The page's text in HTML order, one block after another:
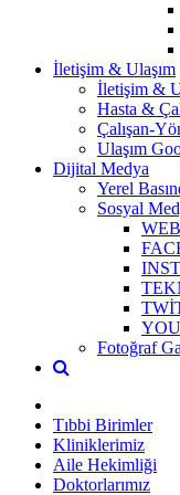
İletişim & Ulaşım
İletişim &
Hasta &
Çalışan-
Ulaşım
Dijital Medya
Yerel
Sosyal
WEB
Fotoğraf
Tıbbi Birimler
Kliniklerimiz
Aile Hekimliği
Doktorlarımız